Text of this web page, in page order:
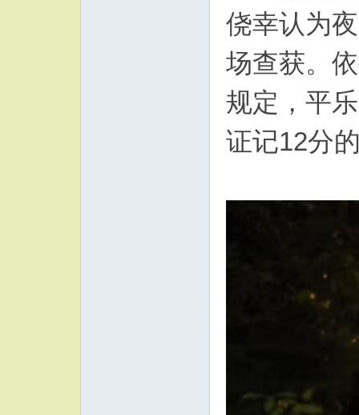
侥幸认为
场查获。
规定，平
证记12分